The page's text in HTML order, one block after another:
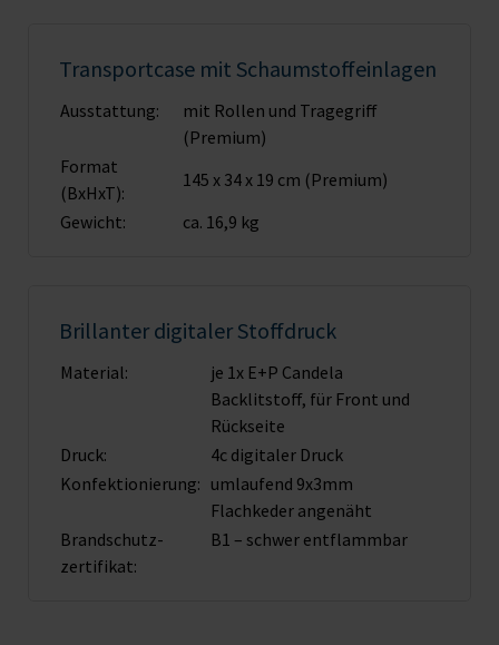
Transportcase mit Schaumstoffeinlagen
Ausstattung:
mit Rollen und Tragegriff
(Premium)
Format
(BxHxT):
145 x 34 x 19 cm (Premium)
Gewicht:
ca. 16,9 kg
Brillanter digitaler Stoffdruck
Material:
je 1x E+P Candela
Backlitstoff, für Front und
Rückseite
Druck:
4c digitaler Druck
Konfektionierung: umlaufend 9x3mm
Flachkeder angenäht
Brandschutz­
zertifikat:
B1 – schwer entflammbar